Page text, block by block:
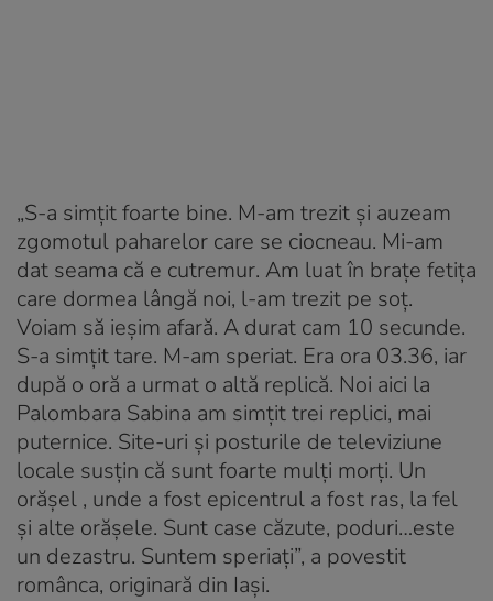
„S-a simțit foarte bine. M-am trezit și auzeam
zgomotul paharelor care se ciocneau. Mi-am
dat seama că e cutremur. Am luat în braţe fetiţa
care dormea lângă noi, l-am trezit pe soţ.
Voiam să ieşim afară. A durat cam 10 secunde.
S-a simţit tare. M-am speriat. Era ora 03.36, iar
după o oră a urmat o altă replică. Noi aici la
Palombara Sabina am simţit trei replici, mai
puternice. Site-uri şi posturile de televiziune
locale susțin că sunt foarte mulţi morţi. Un
orăşel , unde a fost epicentrul a fost ras, la fel
și alte orăşele. Sunt case căzute, poduri…este
un dezastru. Suntem speriaţi”, a povestit
românca, originară din Iași.